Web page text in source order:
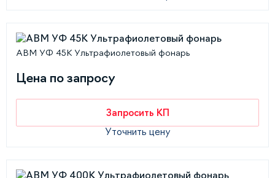
АВМ УФ 45К Ультрафиолетовый фонарь
Цена по запросу
Запросить КП
Уточнить цену